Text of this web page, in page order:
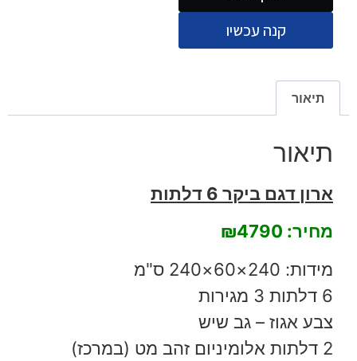
קנה עכשיו
תיאור
תיאור
ארון דגם ביקר 6 דלתות
מחיר: ₪4790
מידות: 240×60×240 ס"מ
6 דלתות 3 מגירות
צבע אגוז – גב שיש
2 דלתות אלומיניום זהב מט (במרכז)